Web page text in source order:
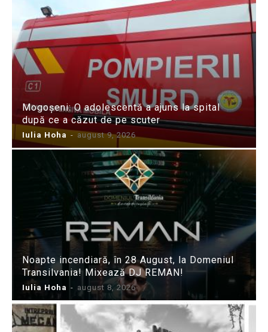
Mogoșeni: O adolescentă a ajuns la spital
după ce a căzut de pe scuter
Iulia Hoha - august 9, 2026
Noapte incendiară, în 28 August, la Domeniul
Transilvania! Mixează DJ REMAN!
Iulia Hoha - august 8, 2026